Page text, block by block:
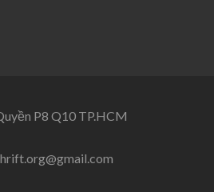
P8 Q10 TP.HCM